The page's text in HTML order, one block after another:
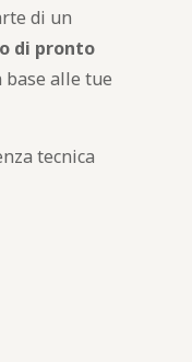
di un
di pronto
base alle tue
tecnica